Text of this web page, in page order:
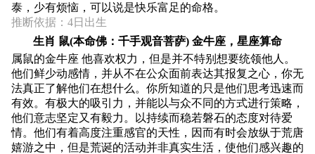
泰，少有烦恼，可以说是快乐富足的命格。
推断依据：4日出生
生肖 鼠(本命佛：千手观音菩萨) 金牛座，星座算命
属鼠的金牛座 他喜欢权力，但是并不特别想要统领他人。
他们鲜少动感情，并从不在公众面前表达其报复之心，你无
法真正了解他们在想什么。你所知道的只是他们思考迅速而
有效。有极大的吸引力，并能以与众不同的方式进行策略，
他们意志坚定又有毅力。以持续而稳若磐石的态度对待爱
情。他们有着高度注重感官的天性，因而有时会放纵于荒唐
嬉游之中，但是荒诞的活动并非真实生活，使他们感兴趣的